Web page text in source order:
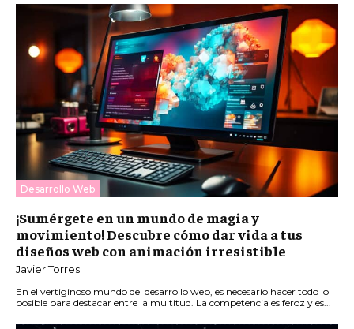
Desarrollo Web
¡Sumérgete en un mundo de magia y
movimiento! Descubre cómo dar vida a tus
diseños web con animación irresistible
Javier Torres
En el vertiginoso mundo del desarrollo web, es necesario hacer todo lo
posible para destacar entre la multitud. La competencia es feroz y es...